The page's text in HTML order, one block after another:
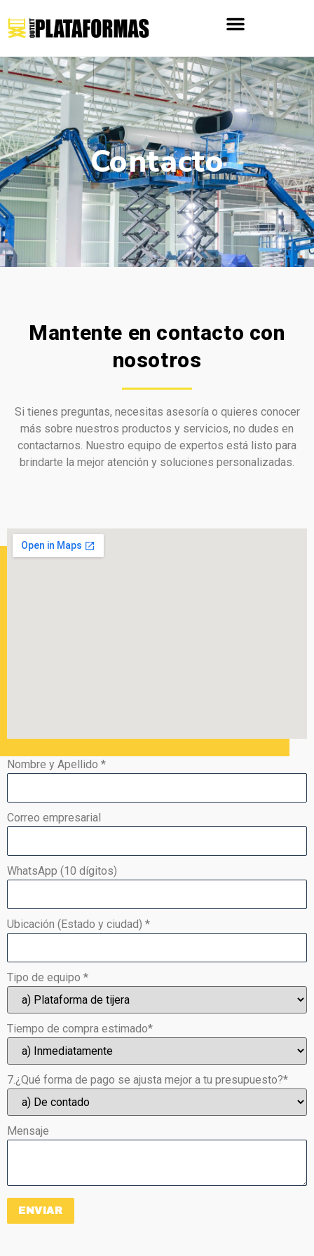
Contacto
Mantente en contacto con
nosotros
Si tienes preguntas, necesitas asesoría o quieres conocer
más sobre nuestros productos y servicios, no dudes en
contactarnos. Nuestro equipo de expertos está listo para
brindarte la mejor atención y soluciones personalizadas.
Nombre y Apellido *
Correo empresarial
WhatsApp (10 dígitos)
Ubicación (Estado y ciudad) *
Tipo de equipo *
Tiempo de compra estimado*
7.¿Qué forma de pago se ajusta mejor a tu presupuesto?*
Mensaje
ENVIAR